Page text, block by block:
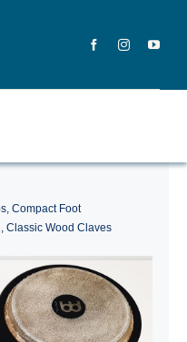
Compact Foot
Classic Wood Claves